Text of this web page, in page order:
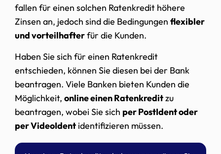
fallen für einen solchen Ratenkredit höhere
Zinsen an, jedoch sind die Bedingungen flexibler
und vorteilhafterfür die Kunden.
Haben Sie sich für einen Ratenkredit
entschieden, können Sie diesen bei der Bank
beantragen. Viele Banken bieten Kunden die
Möglichkeit, online einen Ratenkreditzu
beantragen, wobei Sie sich per PostIdent oder
per VideoIdent identifizieren müssen.